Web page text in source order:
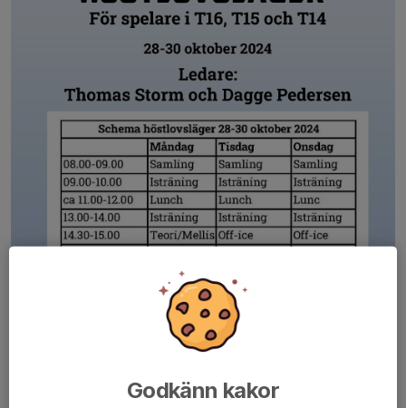
Godkänn kakor